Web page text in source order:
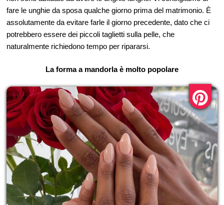
fare le unghie da sposa qualche giorno prima del matrimonio. È
assolutamente da evitare farle il giorno precedente, dato che ci
potrebbero essere dei piccoli taglietti sulla pelle, che
naturalmente richiedono tempo per ripararsi.
La forma a mandorla è molto popolare